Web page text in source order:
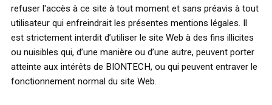
refuser l'accès à ce site à tout moment et sans préavis à tout
utilisateur qui enfreindrait les présentes mentions légales. Il
est strictement interdit d’utiliser le site Web à des fins illicites
ou nuisibles qui, d’une manière ou d’une autre, peuvent porter
atteinte aux intérêts de BIONTECH, ou qui peuvent entraver le
fonctionnement normal du site Web.